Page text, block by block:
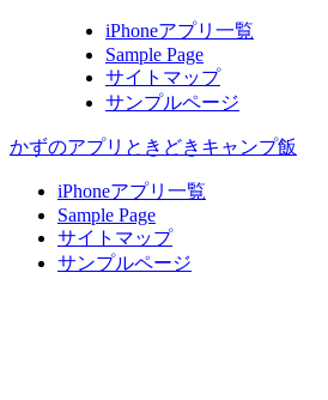
iPhoneアプリ一覧
Sample Page
サイトマップ
サンプルページ
かずのアプリときどきキャンプ飯
iPhoneアプリ一覧
Sample Page
サイトマップ
サンプルページ